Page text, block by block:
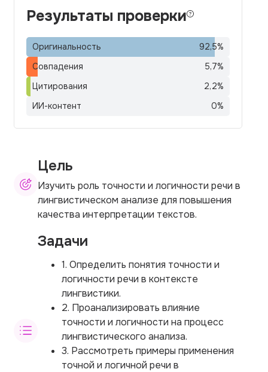
Результаты проверки
Оригинальность 92,5%
Совпадения
5,7%
Цитирования
2,2%
ИИ-контент
0%
Цель
Изучить роль точности и логичности речи в
лингвистическом анализе для повышения
качества интерпретации текстов.
Задачи
1. Определить понятия точности и
логичности речи в контексте
лингвистики.
2. Проанализировать влияние
точности и логичности на процесс
лингвистического анализа.
3. Рассмотреть примеры применения
точной и логичной речи в